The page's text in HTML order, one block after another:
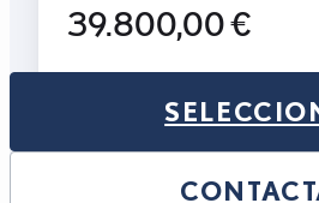
39.800,00 €